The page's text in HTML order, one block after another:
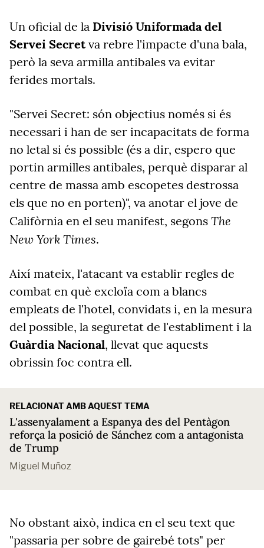
Un oficial de la Divisió Uniformada del
Servei Secretva rebre l'impacte d'una bala,
però la seva armilla antibales va evitar
ferides mortals.
"Servei Secret: són objectius només si és
necessari i han de ser incapacitats de forma
no letal si és possible (és a dir, espero que
portin armilles antibales, perquè disparar al
centre de massa amb escopetes destrossa
els que no en porten)", va anotar el jove de
Califòrnia en el seu manifest, segons The
New York Times.
Així mateix, l'atacant va establir regles de
combat en què excloïa com a blancs
empleats de l'hotel, convidats i, en la mesura
del possible, la seguretat de l'establiment i la
Guàrdia Nacional, llevat que aquests
obrissin foc contra ell.
RELACIONAT AMB AQUEST TEMA
L'assenyalament a Espanya des del Pentàgon
reforça la posició de Sánchez com a antagonista
de Trump
Miguel Muñoz
No obstant això, indica en el seu text que
"passaria per sobre de gairebé tots" per